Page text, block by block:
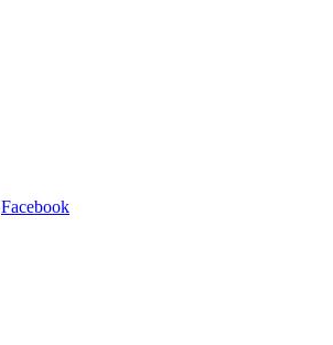
Facebook